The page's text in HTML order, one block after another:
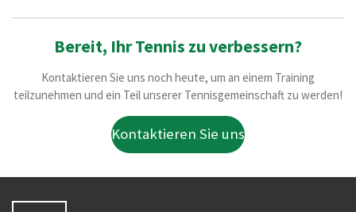
Bereit, Ihr Tennis zu verbessern?
Kontaktieren Sie uns noch heute, um an einem Training
teilzunehmen und ein Teil unserer Tennisgemeinschaft zu werden!
Kontaktieren Sie uns